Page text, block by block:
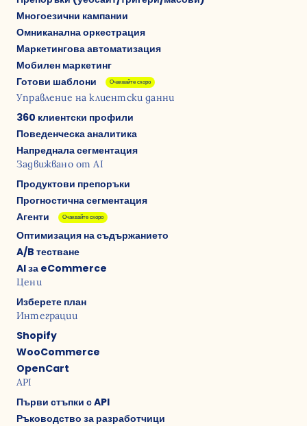
Многоезични кампании
Омниканална оркестрация
Маркетингова автоматизация
Мобилен маркетинг
Готови шаблони
Очаквайте скоро
Управление на клиентски данни
360 клиентски профили
Поведенческа аналитика
Напреднала сегментация
Задвижвано от AI
Продуктови препоръки
Прогностична сегментация
Агенти
Очаквайте скоро
Оптимизация на съдържанието
A/B тестване
AI за eCommerce
Цени
Изберете план
Интеграции
Shopify
WooCommerce
OpenCart
API
Първи стъпки с API
Ръководство за разработчици